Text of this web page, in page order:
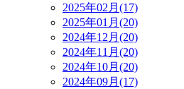
2025年02月(17)
2025年01月(20)
2024年12月(20)
2024年11月(20)
2024年10月(20)
2024年09月(17)